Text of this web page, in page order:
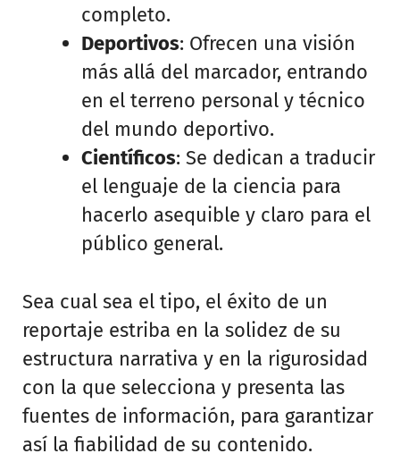
completo.
Deportivos: Ofrecen una visión
más allá del marcador, entrando
en el terreno personal y técnico
del mundo deportivo.
Científicos: Se dedican a traducir
el lenguaje de la ciencia para
hacerlo asequible y claro para el
público general.
Sea cual sea el tipo, el éxito de un
reportaje estriba en la solidez de su
estructura narrativa y en la rigurosidad
con la que selecciona y presenta las
fuentes de información, para garantizar
así la fiabilidad de su contenido.